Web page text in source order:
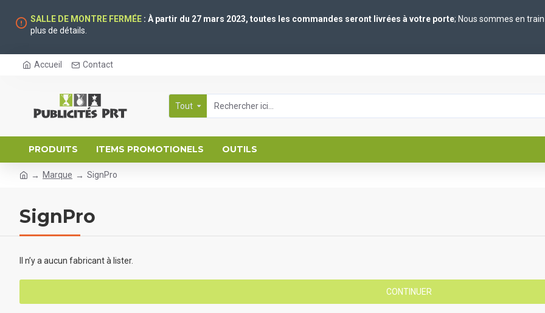
SALLE DE MONTRE FERMÉE : À partir du 27 mars 2023, toutes les commandes seront livrées à votre porte; Nous sommes en
plus de détails.
Accueil Contact
Tout
PRODUITS ITEMS PROMOTIONELS OUTILS
Marque SignPro
SignPro
Il n’y a aucun fabricant à lister.
CONTINUER